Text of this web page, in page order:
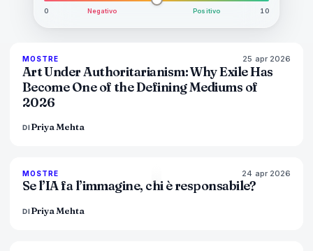
0 Negativo Positivo 10
77% 64
MOSTRE 25 apr 2026
Art Under Authoritarianism: Why Exile Has
Become One of the Defining Mediums of
2026
DI Priya Mehta
76% 69
MOSTRE 24 apr 2026
Se l’IA fa l’immagine, chi è responsabile?
DIPriya Mehta